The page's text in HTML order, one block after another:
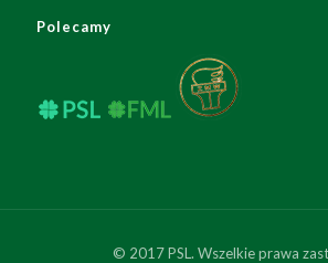
Polecamy
© 2017 PSL. Wszelkie prawa